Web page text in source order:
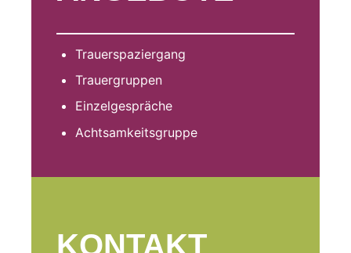
Trauerspaziergang
Trauergruppen
Einzelgespräche
Achtsamkeitsgruppe
KONTAKT